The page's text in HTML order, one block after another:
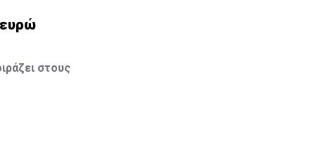
ευρώ
στους